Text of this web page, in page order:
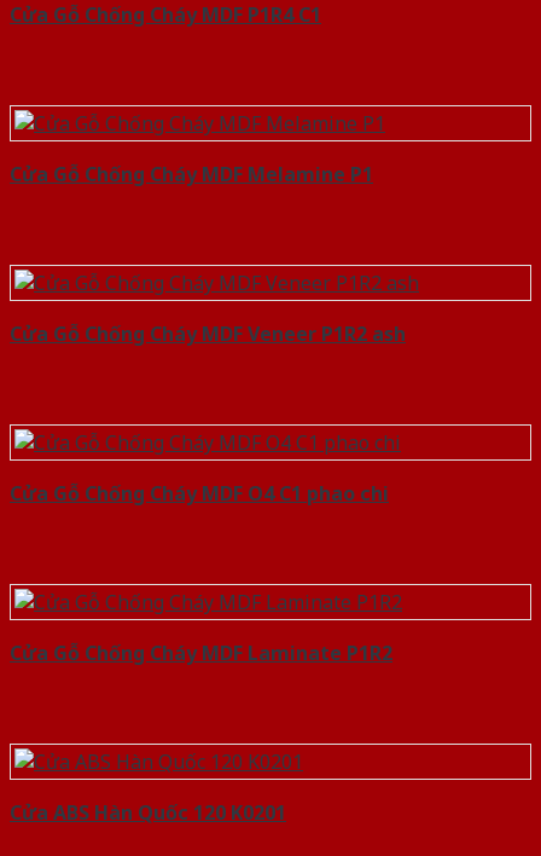
Cửa Gỗ Chống Cháy MDF P1R4 C1
Cửa Gỗ Chống Cháy MDF Melamine P1
Cửa Gỗ Chống Cháy MDF Veneer P1R2 ash
Cửa Gỗ Chống Cháy MDF O4 C1 phao chi
Cửa Gỗ Chống Cháy MDF Laminate P1R2
Cửa ABS Hàn Quốc 120 K0201